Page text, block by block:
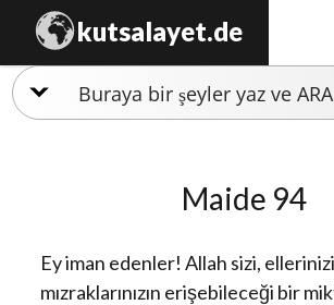
kutsalayet.de
İslamiyet
Ezidilik
Maide 94
Ey iman edenler! Allah sizi,
mızraklarınızın erişebileceği bir